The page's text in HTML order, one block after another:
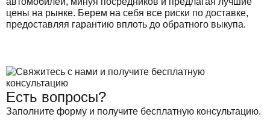
цены на рынке. Берем на себя все риски по доставке,
предоставляя гарантию вплоть до обратного выкупа.
Есть вопросы?
Заполните форму и получите бесплатную консультацию.